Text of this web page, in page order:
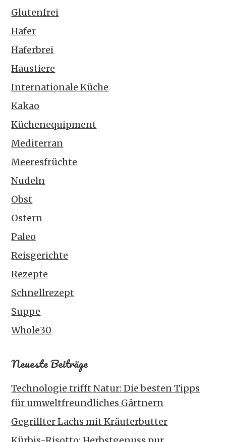
Glutenfrei
Hafer
Haferbrei
Haustiere
Internationale Küche
Kakao
Küchenequipment
Mediterran
Meeresfrüchte
Nudeln
Obst
Ostern
Paleo
Reisgerichte
Rezepte
Schnellrezept
Suppe
Whole30
Neueste Beiträge
Technologie trifft Natur: Die besten Tipps
für umweltfreundliches Gärtnern
Gegrillter Lachs mit Kräuterbutter